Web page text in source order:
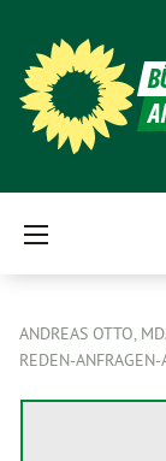
ANDREAS OTTO,
REDEN-ANFRAGEN-